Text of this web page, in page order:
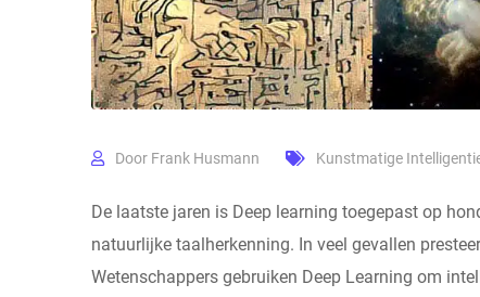
Door Frank Husmann Kunstmatige
De laatste jaren is Deep learning toegepast op
natuurlijke taalherkenning. In veel gevallen
Wetenschappers gebruiken Deep Learning om